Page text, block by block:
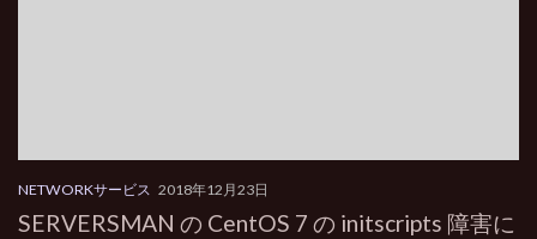
NETWORKサービス 2018年12月23日
SERVERSMAN の CentOS 7 の initscripts 障害に